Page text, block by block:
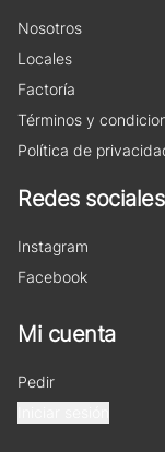
Nosotros
Locales
Factoría
Términos y
Política de
Redes sociales
Instagram
Facebook
Mi cuenta
Pedir